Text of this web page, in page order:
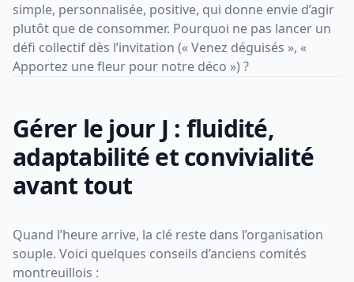
simple, personnalisée, positive, qui donne envie d’agir
plutôt que de consommer. Pourquoi ne pas lancer un
défi collectif dès l’invitation (« Venez déguisés », «
Apportez une fleur pour notre déco ») ?
Gérer le jour J : fluidité,
adaptabilité et convivialité
avant tout
Quand l’heure arrive, la clé reste dans l’organisation
souple. Voici quelques conseils d’anciens comités
montreuillois :